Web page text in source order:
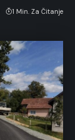
1 Min. Za Čitanje